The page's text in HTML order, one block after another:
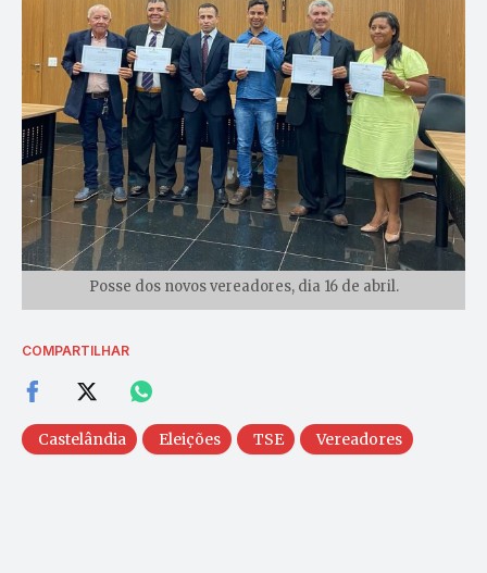
Posse dos novos vereadores, dia 16 de abril.
COMPARTILHAR
Castelândia Eleições TSE Vereadores